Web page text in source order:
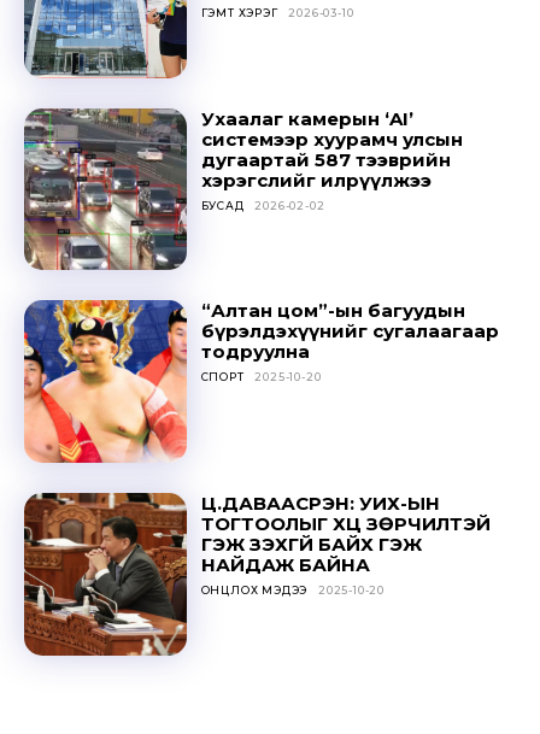
ГЭМТ ХЭРЭГ 2026-03-10
Ухаалаг камерын ‘AI’
системээр хуурамч улсын
дугаартай 587 тээврийн
хэрэгслийг илрүүлжээ
БУСАД 2026-02-02
“Алтан цом”-ын багуудын
бүрэлдэхүүнийг сугалаагаар
тодруулна
СПОРТ 2025-10-20
Ц.ДАВААСҮРЭН: УИХ-ЫН
ТОГТООЛЫГ ҮХЦ ЗӨРЧИЛТЭЙ
ГЭЖ ҮЗЭХГҮЙ БАЙХ ГЭЖ
НАЙДАЖ БАЙНА
ОНЦЛОХ МЭДЭЭ 2025-10-20